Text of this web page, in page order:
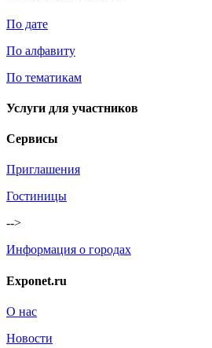
По дате
По алфавиту
По тематикам
Услуги для участников
Сервисы
Приглашения
Гостиницы
-->
Информация о городах
Exponet.ru
О нас
Новости